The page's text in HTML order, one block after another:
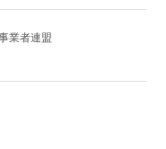
業者連盟